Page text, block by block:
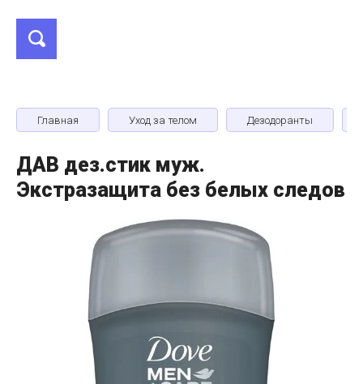
Главная Уход за телом Дезодоранты
ДАВ дез.стик муж.
Экстразащита без белых следов